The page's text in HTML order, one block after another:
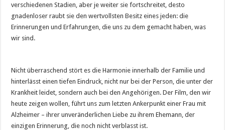
verschiedenen Stadien, aber je weiter sie fortschreitet, desto
gnadenloser raubt sie den wertvollsten Besitz eines jeden: die
Erinnerungen und Erfahrungen, die uns zu dem gemacht haben, was
wir sind.
Nicht überraschend stört es die Harmonie innerhalb der Familie und
hinterlässt einen tiefen Eindruck, nicht nur bei der Person, die unter der
Krankheit leidet, sondern auch bei den Angehörigen. Der Film, den wir
heute zeigen wollen, führt uns zum letzten Ankerpunkt einer Frau mit
Alzheimer – ihrer unveränderlichen Liebe zu ihrem Ehemann, der
einzigen Erinnerung, die noch nicht verblasst ist.